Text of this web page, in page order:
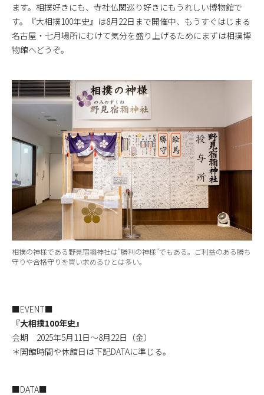
ます。相撲好きにも、寺社仏閣巡り好きにもうれしい博物館で
す。『大相撲100年史』は8月22日まで開催中、もうすぐはじまる
名古屋・七月場所にむけて気分を盛り上げるためにまずは相撲博
物館へどうぞ。
相撲の神様である野見宿禰神社は”勝利の神様”でもある。ご利益のある勝ち
守りや合格守りを買い求めるひとは多い。
■EVENT■
『大相撲100年史』
会期 2025年5月11日～8月22日（金）
＊開館時間や休館日は下記DATAに準じる。
■DATA■